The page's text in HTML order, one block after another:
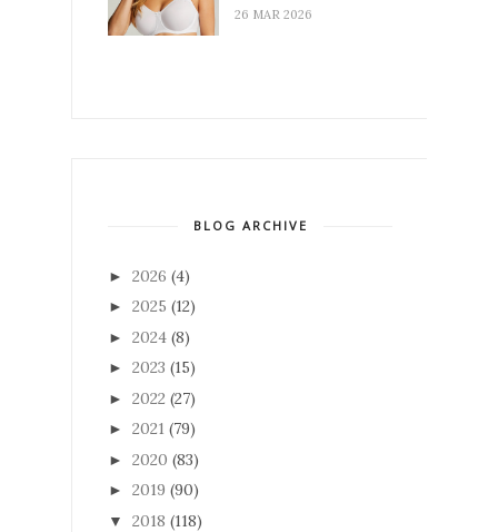
26 MAR 2026
BLOG ARCHIVE
► 2026 (4)
► 2025 (12)
► 2024 (8)
► 2023 (15)
► 2022 (27)
► 2021 (79)
► 2020 (83)
► 2019 (90)
▼ 2018 (118)